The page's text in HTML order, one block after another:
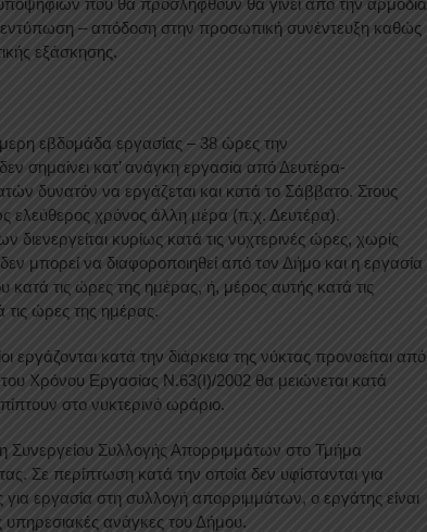
που θα προσληφθούν θα γίνει από την αρμόδια
– απόδοση στην προσωπική συνέντευξη καθώς
εξάσκησης.
εβδομάδα εργασίας – 38 ώρες την
σημαίνει κατ’ ανάγκη εργασία από Δευτέρα-
δυνατόν να εργάζεται και κατά το Σάββατο. Στους
ελεύθερος χρόνος άλλη μέρα (π.χ. Δευτέρα).
κυρίως κατά τις νυχτερινές ώρες, χωρίς
μπορεί να διαφοροποιηθεί από τον Δήμο και η εργασία
κατά τις ώρες της ημέρας, ή, μέρος αυτής κατά τις
τις ώρες της ημέρας.
εργάζονται κατά την διάρκεια της νύκτας προνοείται από
Χρόνου Εργασίας Ν.63(Ι)/2002 θα μειώνεται κατά
στο νυκτερινό ωράριο.
Συνεργείου Συλλογής Απορριμμάτων στο Τμήμα
Σε περίπτωση κατά την οποία δεν υφίστανται για
εργασία στη συλλογή απορριμμάτων, ο εργάτης είναι
ανάγκες του Δήμου.